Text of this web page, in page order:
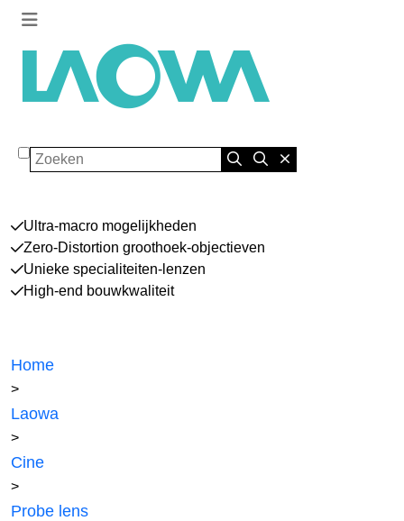
Zoeken
Ultra-macro mogelijkheden
Zero-Distortion groothoek-objectieven
Unieke specialiteiten-lenzen
High-end bouwkwaliteit
Home
>
Laowa
>
Cine
>
Probe lens